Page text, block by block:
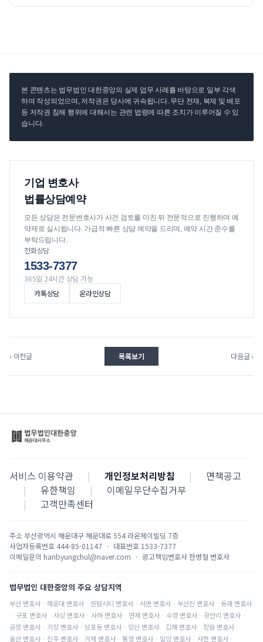
본 콘텐츠는 법무법인 대한중앙의 실제 업무 사례를 바탕으로 일부 각색
하여 작성되었으며, 저작권은 당사에 귀속됩니다. 무단 전재, 복제 및 배포
등 저작권 침해 행위에 대해서는 관련 법령에 따른 조치가 이루어질 수 있
습니다.
기업 변호사
법률상담예약
모든 상담은 전문변호사가 사건 검토를 마친 뒤 전문적으로 진행하며 예
약제로 실시됩니다. 가급적 빠른 상담 예약을 드리며, 예약 시간 준수를
부탁드립니다.
전화상담
1533-7377
365일 24시간 상담 가능
카톡상담
온라인상담
‹ 이전글 목록보기 다음글 ›
서비스 이용약관 | 개인정보처리방침 |
면책공고
|
유한책임 |
이메일무단수집거부
|
고객만족센터
주소부산광역시 해운대구 해운대로 554 라온제이빌딩 7층
사업자등록번호 444-85-01147 · 대표번호 1533-7377
이메일문의 hanbyungchul@naver.com · 광고책임변호사한병철 변호사
법무법인 대한중앙의 주요 상담지역
부산 변호사 · 해운대 변호사 · 센텀시티 변호사 · 서면 변호사 · 부산진 변호사 · 동래 변호사
· 구포 변호사 · 사상 변호사 · 사하 변호사 · 연제 변호사 · 수영 변호사 · 광안리 변호사 ·
금정 변호사 · 기장 변호사 · 남포동 변호사 · 양산 변호사 · 김해 변호사 · 창원 변호사 ·
울산 변호사 · 진주 변호사 · 거제 변호사 · 통영 변호사 · 밀양 변호사 · 사천 변호사 ·